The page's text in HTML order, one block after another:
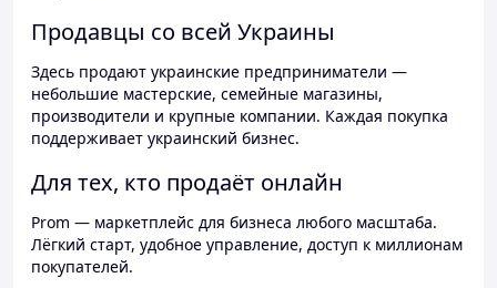
Продавцы со всей Украины
Здесь продают украинские предприниматели —
небольшие мастерские, семейные магазины,
производители и крупные компании. Каждая покупка
поддерживает украинский бизнес.
Для тех, кто продаёт онлайн
Prom — маркетплейс для бизнеса любого масштаба.
Лёгкий старт, удобное управление, доступ к миллионам
покупателей.